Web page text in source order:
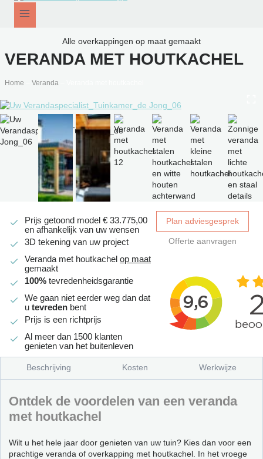
Alle overkappingen op maat gemaakt
VERANDA MET HOUTKACHEL
Home Veranda
Prijs getoond model € 33.775,00
en afhankelijk van uw wensen
3D tekening van uw project
Veranda met houtkachel op maat
gemaakt
100% tevredenheidsgarantie
We gaan niet eerder weg dan dat
u tevreden bent
Prijs is een richtprijs
Al meer dan 1500 klanten
genieten van het buitenleven
Plan adviesgesprek
Offerte aanvragen
Beschrijving Kosten Werkwijze
Ontdek de voordelen van een veranda
met houtkachel
Wilt u het hele jaar door genieten van uw tuin? Kies dan voor een
prachtige veranda of overkapping met houtkachel. In het vroege